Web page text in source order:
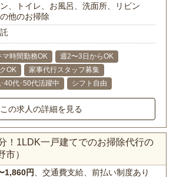
、トイレ、お風呂、洗面所、リビン
他のお掃除
マ時間勤務OK
週2〜3日からOK
OK
家事代行スタッフ募集
40代･50代活躍中 シフト自由
この求人の詳細を見る
！1LDK一戸建てでのお掃除代行の
市）
1,860円、交通費支給、前払い制度あり